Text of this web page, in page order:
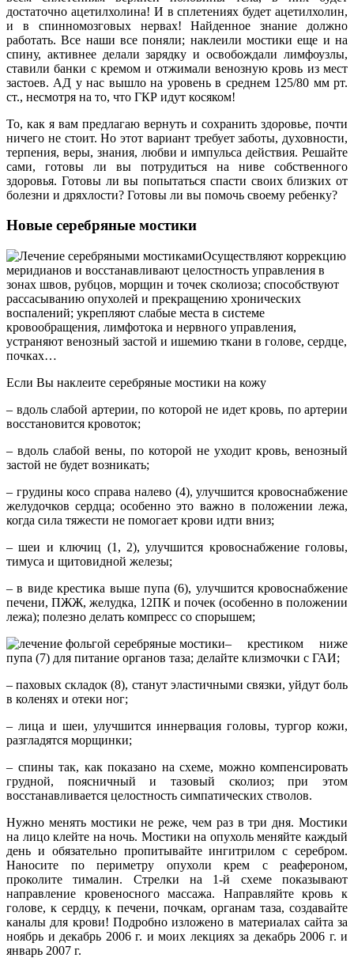
достаточно ацетилхолина! И в сплетениях будет ацетилхолин,
и в спинномозговых нервах! Найденное знание должно
работать. Все наши все поняли; наклеили мостики еще и на
спину, активнее делали зарядку и освобождали лимфоузлы,
ставили банки с кремом и отжимали венозную кровь из мест
застоев. АД у нас вышло на уровень в среднем 125/80 мм рт.
ст., несмотря на то, что ГКР идут косяком!
То, как я вам предлагаю вернуть и сохранить здоровье, почти
ничего не стоит. Но этот вариант требует заботы, духовности,
терпения, веры, знания, любви и импульса действия. Решайте
сами, готовы ли вы потрудиться на ниве собственного
здоровья. Готовы ли вы попытаться спасти своих близких от
болезни и дряхлости? Готовы ли вы помочь своему ребенку?
Новые серебряные мостики
Осуществляют коррекцию
меридианов и восстанавливают целостность управления в
зонах швов, рубцов, морщин и точек сколиоза; способствуют
рассасыванию опухолей и прекращению хронических
воспалений; укрепляют слабые места в системе
кровообращения, лимфотока и нервного управления,
устраняют венозный застой и ишемию ткани в голове, сердце,
почках…
Если Вы наклеите серебряные мостики на кожу
– вдоль слабой артерии, по которой не идет кровь, по артерии
восстановится кровоток;
– вдоль слабой вены, по которой не уходит кровь, венозный
застой не будет возникать;
– грудины косо справа налево (4), улучшится кровоснабжение
желудочков сердца; особенно это важно в положении лежа,
когда сила тяжести не помогает крови идти вниз;
– шеи и ключиц (1, 2), улучшится кровоснабжение головы,
тимуса и щитовидной железы;
– в виде крестика выше пупа (6), улучшится кровоснабжение
печени, ПЖЖ, желудка, 12ПК и почек (особенно в положении
лежа); полезно делать компресс со спорышем;
– крестиком ниже
пупа (7) для питание органов таза; делайте клизмочки с ГАИ;
– паховых складок (8), станут эластичными связки, уйдут боль
в коленях и отеки ног;
– лица и шеи, улучшится иннервация головы, тургор кожи,
разгладятся морщинки;
– спины так, как показано на схеме, можно компенсировать
грудной, поясничный и тазовый сколиоз; при этом
восстанавливается целостность симпатических стволов.
Нужно менять мостики не реже, чем раз в три дня. Мостики
на лицо клейте на ночь. Мостики на опухоль меняйте каждый
день и обязательно пропитывайте ингитрилом с серебром.
Наносите по периметру опухоли крем с реафероном,
проколите тималин. Стрелки на 1-й схеме показывают
направление кровеносного массажа. Направляйте кровь к
голове, к сердцу, к печени, почкам, органам таза, создавайте
каналы для крови! Подробно изложено в материалах сайта за
ноябрь и декабрь 2006 г. и моих лекциях за декабрь 2006 г. и
январь 2007 г.